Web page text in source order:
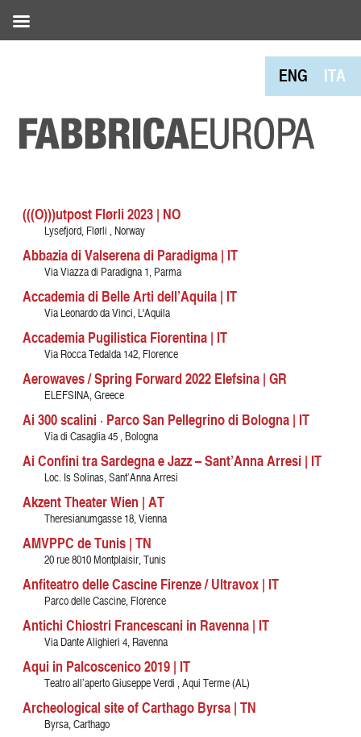
ENG ITA
(((O)))utpost Flørli 2023 | NO
Lysefjord, Flørli , Norway
Abbazia di Valserena di Paradigma | IT
Via Viazza di Paradigna 1, Parma
Accademia di Belle Arti dell’Aquila | IT
Via Leonardo da Vinci, L'Aquila
Accademia Pugilistica Fiorentina | IT
Via Rocca Tedalda 142, Florence
Aerowaves / Spring Forward 2022 Elefsina | GR
ELEFSINA, Greece
Ai 300 scalini · Parco San Pellegrino di Bologna | IT
Via di Casaglia 45 , Bologna
Ai Confini tra Sardegna e Jazz – Sant’Anna Arresi | IT
Loc. Is Solinas, Sant’Anna Arresi
Akzent Theater Wien | AT
Theresianumgasse 18, Vienna
AMVPPC de Tunis | TN
20 rue 8010 Montplaisir, Tunis
Anfiteatro delle Cascine Firenze / Ultravox | IT
Parco delle Cascine, Florence
Antichi Chiostri Francescani in Ravenna | IT
Via Dante Alighieri 4, Ravenna
Aqui in Palcoscenico 2019 | IT
Teatro all’aperto Giuseppe Verdi , Aqui Terme (AL)
Archeological site of Carthago Byrsa | TN
Byrsa, Carthago